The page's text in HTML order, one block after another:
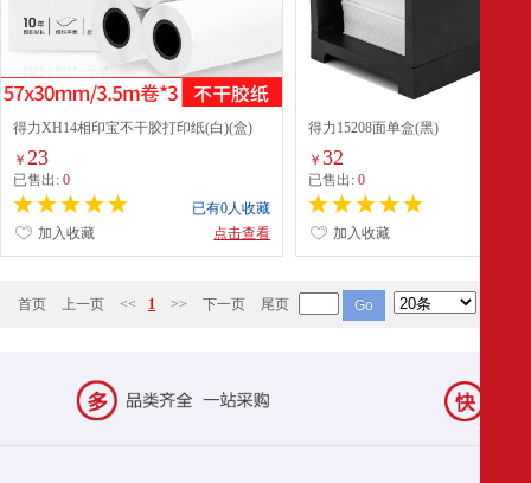
得力XH14相印宝不干胶打印纸(白)(盒)
￥ 23
已售出: 0
已有0人收藏
点击查看
加入收藏
得力15208面单盒(黑)
￥32
已售出:0
加入收藏
首页 上一页 << 1 >> 下一页 尾页